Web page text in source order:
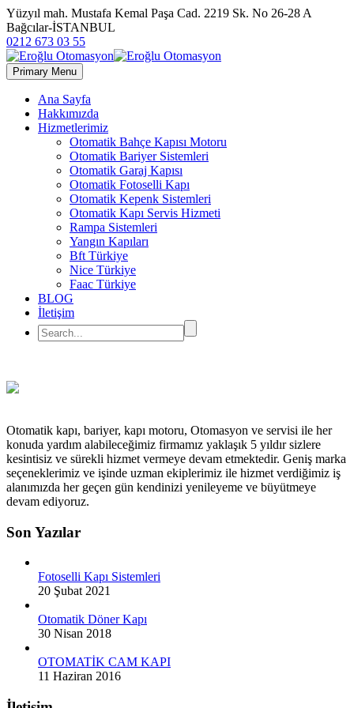
Yüzyıl mah. Mustafa Kemal Paşa Cad. 2219 Sk. No 26-28 A
Bağcılar-İSTANBUL
0212 673 03 55
Primary Menu
Ana Sayfa
Hakkımızda
Hizmetlerimiz
Otomatik Bahçe Kapısı Motoru
Otomatik Bariyer Sistemleri
Otomatik Garaj Kapısı
Otomatik Fotoselli Kapı
Otomatik Kepenk Sistemleri
Otomatik Kapı Servis Hizmeti
Rampa Sistemleri
Yangın Kapıları
Bft Türkiye
Nice Türkiye
Faac Türkiye
BLOG
İletişim
Otomatik kapı, bariyer, kapı motoru, Otomasyon ve servisi ile her
konuda yardım alabileceğimiz firmamız yaklaşık 5 yıldır sizlere
kesintisiz ve sürekli hizmet vermeye devam etmektedir. Geniş marka
seçeneklerimiz ve işinde uzman ekiplerimiz ile hizmet verdiğimiz iş
alanımızda her geçen gün kendinizi yenileyeme ve büyütmeye
devam ediyoruz.
Son Yazılar
Fotoselli Kapı Sistemleri
20 Şubat 2021
Otomatik Döner Kapı
30 Nisan 2018
OTOMATİK CAM KAPI
11 Haziran 2016